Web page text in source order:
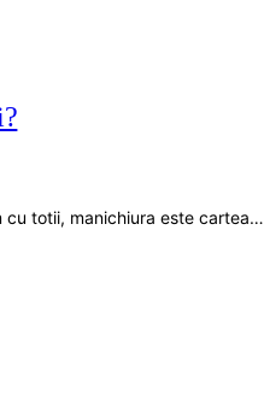
cu totii, manichiura este cartea…